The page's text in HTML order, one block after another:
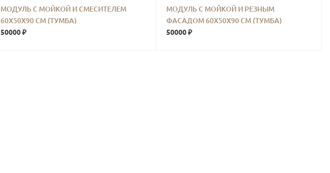
МОДУЛЬ С МОЙКОЙ И СМЕСИТЕЛЕМ
60Х50Х90 СМ (ТУМБА)
50000 ₽
МОДУЛЬ С МОЙКОЙ И РЕЗНЫМ
ФАСАДОМ 60Х50Х90 СМ (ТУМБА)
50000 ₽